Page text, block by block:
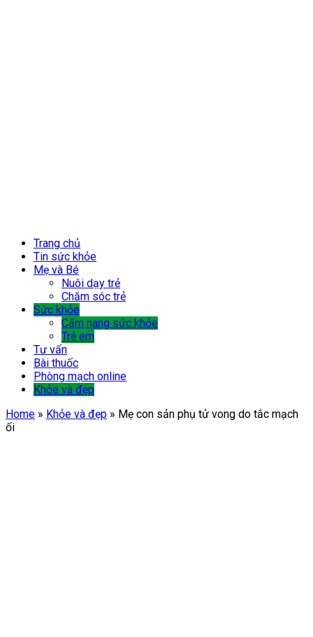
Trang chủ
Tin sức khỏe
Mẹ và Bé
Nuôi dạy trẻ
Chăm sóc trẻ
Sức khỏe
Cẩm nang sức khỏe
Trẻ em
Tư vấn
Bài thuốc
Phòng mạch online
Khỏe và đẹp
Home » Khỏe và đẹp » Mẹ con sản phụ tử vong do tắc mạch
ối